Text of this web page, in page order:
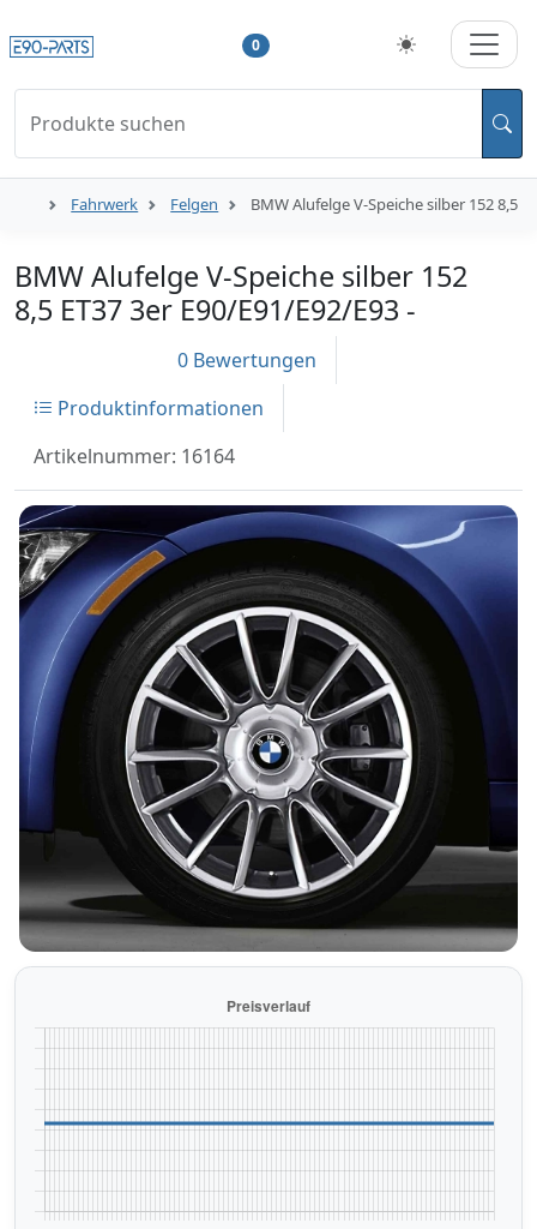
0
Produkte suchen
Fahrwerk Felgen BMW Alufelge V-Speiche silber 152 8,5
BMW Alufelge V-Speiche silber 152
8,5 ET37 3er E90/E91/E92/E93 -
0 Bewertungen
Produktinformationen
Artikelnummer: 16164